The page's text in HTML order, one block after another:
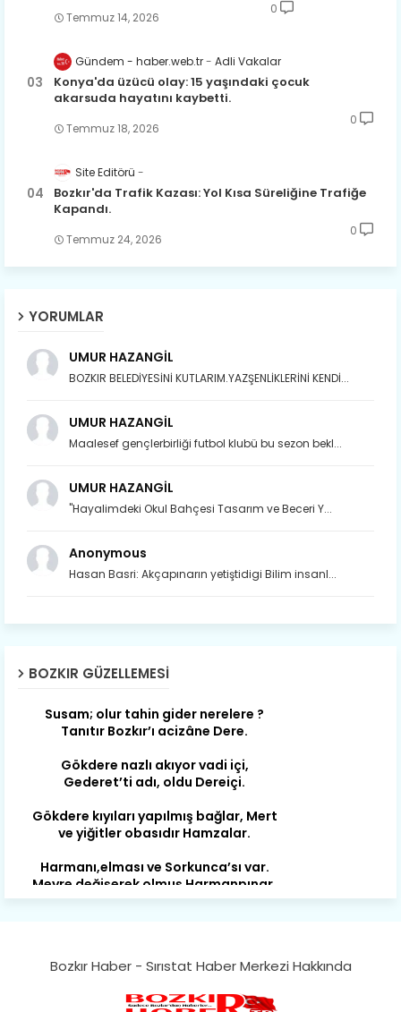
Temmuz 14, 2026
0
Gündem - haber.web.tr Adli Vakalar
Konya'da üzücü olay: 15 yaşındaki çocuk
akarsuda hayatını kaybetti.
Temmuz 18, 2026
0
Site Editörü
Bozkır'da Trafik Kazası: Yol Kısa Süreliğine Trafiğe
Kapandı.
Temmuz 24, 2026
0
YORUMLAR
UMUR HAZANGİL
BOZKIR BELEDİYESİNİ KUTLARIM.YAZŞENLİKLERİNİ KENDİ...
UMUR HAZANGİL
Maalesef gençlerbirliği futbol klubü bu sezon bekl...
UMUR HAZANGİL
"Hayalimdeki Okul Bahçesi Tasarım ve Beceri Y...
Anonymous
Hasan Basri: Akçapınarın yetiştidigi Bilim insanl...
BOZKIR GÜZELLEMESI
Tanıtır Bozkır’ı acizâne Dere.
Gederet’ti adı, oldu Dereiçi.
Gökdere kıyıları yapılmış bağlar, Mert
ve yiğitler obasıdır Hamzalar.
Harmanı,elması ve Sorkunca’sı var.
Meyre değişerek olmuş Harmanpınar.
Büyük yerdir, mahalleleri Aydınlık, Tarih
kan, Bunlarla kasaba olmuş Sarıoğlan.
Çarşamba’nın koynunda tarih çok
Bozkır Haber - Sırıstat Haber Merkezi Hakkında